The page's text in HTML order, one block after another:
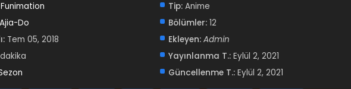
Funimation
Ajia-Do
Tem 05, 2018
Tip:Anime
Bölümler:12
Ekleyen: Admin
Yayınlanma T.: Eylül 2, 2021
Güncellenme T.: Eylül 2, 2021